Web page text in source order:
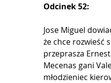
Odcinek 52:
Jose Miguel
że chce rozwieść
przeprasza
Mecenas gani
młodzieniec